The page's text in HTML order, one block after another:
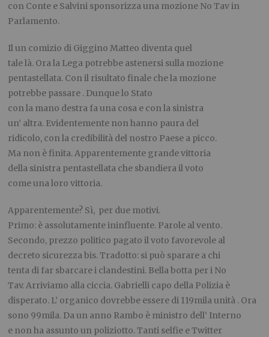
con Conte e Salvini sponsorizza una mozione No Tav in
Parlamento.
Il un comizio di Giggino Matteo diventa quel
tale là. Ora la Lega potrebbe astenersi sulla mozione
pentastellata. Con il risultato finale che la mozione
potrebbe passare . Dunque lo Stato
con la mano destra fa una cosa e con la sinistra
un’ altra. Evidentemente non hanno paura del
ridicolo, con la credibilità del nostro Paese a picco.
Ma non è finita. Apparentemente grande vittoria
della sinistra pentastellata che sbandiera il voto
come una loro vittoria.
Apparentemente? Sì, per due motivi.
Primo: è assolutamente ininfluente. Parole al vento.
Secondo, prezzo politico pagato il voto favorevole al
decreto sicurezza bis. Tradotto: si può sparare a chi
tenta di far sbarcare i clandestini. Bella botta per i No
Tav. Arriviamo alla ciccia. Gabrielli capo della Polizia è
disperato. L’ organico dovrebbe essere di 119mila unità . Ora
sono 99mila. Da un anno Rambo è ministro dell’ Interno
e non ha assunto un poliziotto. Tanti selfie e Twitter